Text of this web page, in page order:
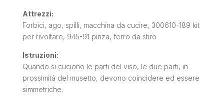
Attrezzi:
Forbici, ago, spilli, macchina da cucire, 300610-189 kit
per rivoltare, 945-91 pinza, ferro da stiro
Istruzioni:
Quando si cuciono le parti del viso, le due parti, in
prossimità del musetto, devono coincidere ed essere
simmetriche.